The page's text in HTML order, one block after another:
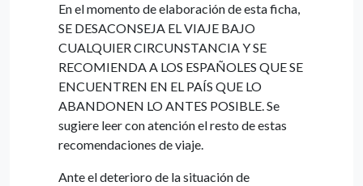
En el momento de elaboración de esta ficha,
SE DESACONSEJA EL VIAJE BAJO
CUALQUIER CIRCUNSTANCIA Y SE
RECOMIENDA A LOS ESPAÑOLES QUE SE
ENCUENTREN EN EL PAÍS QUE LO
ABANDONEN LO ANTES POSIBLE. Se
sugiere leer con atención el resto de estas
recomendaciones de viaje.
Ante el deterioro de la situación de